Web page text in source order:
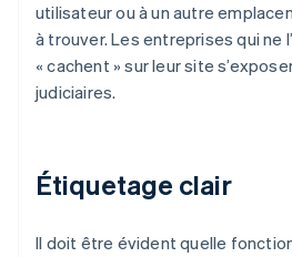
utilisateur ou à un autre
à trouver. Les entreprises qui ne
« cachent » sur leur site
judiciaires.
Étiquetage clair
Il doit être évident quelle